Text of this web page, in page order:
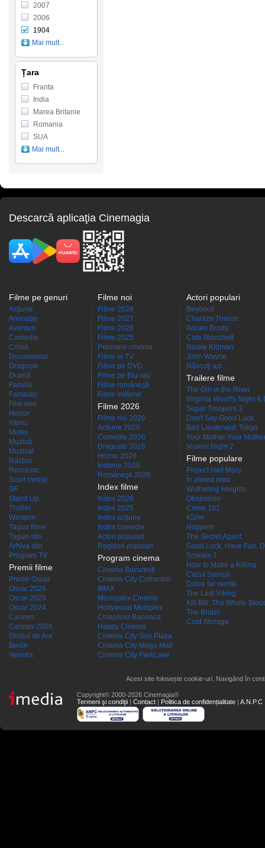
2007
2006
1904
Mai mult...
Țara
Franta
India
Marea Britanie
Romania
SUA
Mai mult...
Descarcă aplicaţia Cinemagia
Filme pe genuri
Acţiune
Animaţie
Aventuri
Comedie
Crimă
Documentar
Dragoste
Dramă
Familie
Fantastic
Film noir
Horror
Istoric
Mister
Muzică
Muzical
Război
Romantic
Scurt metraj
SF
Stand Up
Thriller
Western
Taguri filme
Taguri stiri
Arhiva stiri
Program TV
Premii filme
Premii Oscar
Oscar 2026
Oscar 2025
Oscar 2024
Cannes
Cannes 2026
Globul de Aur
Berlin
Venetia
Filme noi
Filme 2028
Filme 2027
Filme 2026
Filme 2025
Premiere cinema
Filme la TV
Filme pe DVD
Filme pe Blu-ray
Filme româneşti
Filme indiene
Filme 2026
Filme noi 2026
Actiune 2026
Comedie 2026
Dragoste 2026
Horror 2026
Indiene 2026
Româneşti 2026
Index filme
Index 2026
Index 2025
Index acţiune
Index comedie
Actori populari
Regizori populari
Program cinema
Cinema Bucuresti
Cinema City Cotroceni
IMAX
Movieplex Cinema
Hollywood Multiplex
Cineplexx Baneasa
Happy Cinema
Cinema City Sun Plaza
Cinema City Mega Mall
Cinema City ParkLake
Actori populari
Beyoncé
Charlize Theron
Adrien Brody
Cate Blanchett
Nicole Kidman
John Wayne
Născuţi azi
Trailere filme
The Girl in the River
Virginia Woolf's Night &
Super Troopers 3
Don't Say Good Luck
Bad Lieutenant: Tokyo
Your Mother Your
Violent Night 2
Filme populare
Project Hail Mary
În pielea mea
Wuthering Heights
Obsession
Crime 101
Kîzîm
Hoppers
The Secret Agent
Good Luck, Have Fun,
Scream 7
How to Make a Killing
Cazul Samca
Dolce far niente
The Last Viking
Kill Bill: The Whole
The Bride!
Cold Storage
Acest site folosește cookie-uri. Navigând în
Copyright© 2000-2026 Cinemagia®
Termeni şi condiţii | Contact | Politica de confidențialitate | A.N.P.C